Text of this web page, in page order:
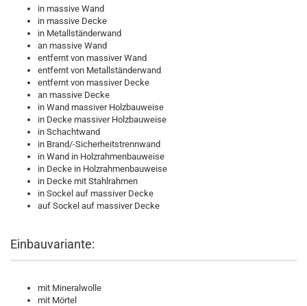
in massive Wand
in massive Decke
in Metallständerwand
an massive Wand
entfernt von massiver Wand
entfernt von Metallständerwand
entfernt von massiver Decke
an massive Decke
in Wand massiver Holzbauweise
in Decke massiver Holzbauweise
in Schachtwand
in Brand/-Sicherheitstrennwand
in Wand in Holzrahmenbauweise
in Decke in Holzrahmenbauweise
in Decke mit Stahlrahmen
in Sockel auf massiver Decke
auf Sockel auf massiver Decke
Einbauvariante:
mit Mineralwolle
mit Mörtel